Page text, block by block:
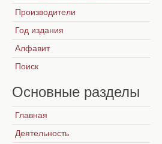
Производители
Год издания
Алфавит
Поиск
Основные разделы
Главная
Деятельность